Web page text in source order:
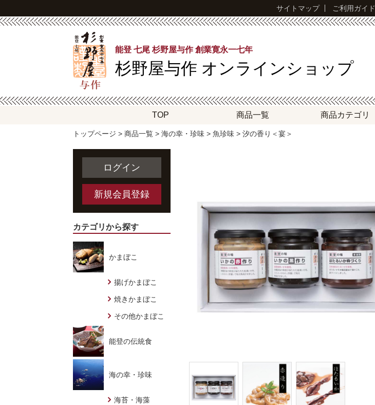
サイトマップ ご利用ガイド
能登 七尾 杉野屋与作 創業寛永一七年
杉野屋与作 オンラインショップ
TOP 商品一覧 商品カテゴリ
ログイン
新規会員登録
カテゴリから探す
かまぼこ
揚げかまぼこ
焼きかまぼこ
その他かまぼこ
能登の伝統食
海の幸・珍味
海苔・海藻
トップページ > 商品一覧 > 海の幸・珍味 > 魚珍味 > 汐の香り＜宴＞